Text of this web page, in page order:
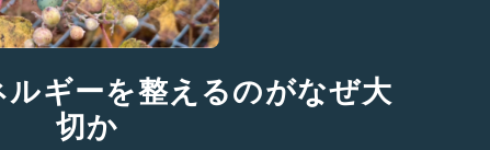
ギーを整えるのがなぜ大
切か